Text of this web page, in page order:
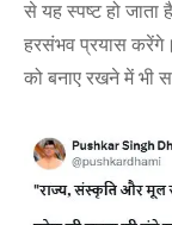
से यह स्पष्ट हो जाता
हरसंभव प्रयास
को बनाए रखने में भी